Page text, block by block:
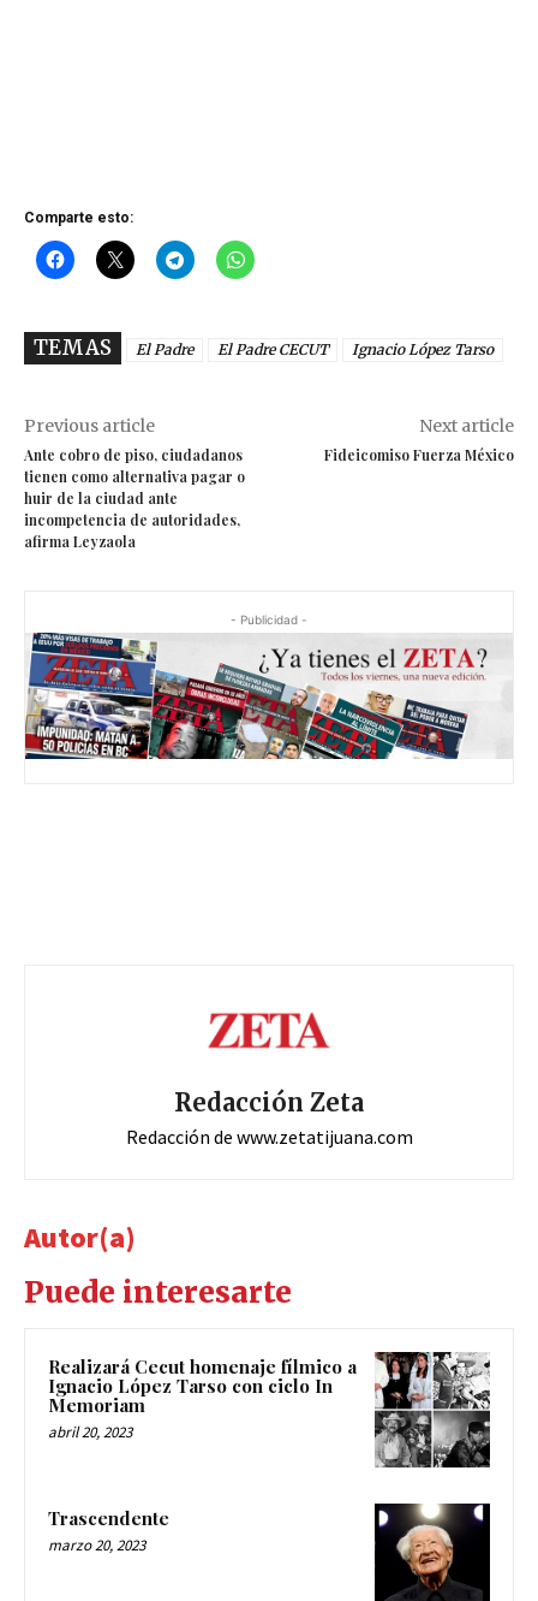
Comparte esto:
TEMAS El Padre El Padre CECUT Ignacio López Tarso
Previous article
Ante cobro de piso, ciudadanos
tienen como alternativa pagar o
huir de la ciudad ante
incompetencia de autoridades,
afirma Leyzaola
Next article
Fideicomiso Fuerza México
- Publicidad -
Redacción Zeta
Redacción de www.zetatijuana.com
Autor(a)
Puede interesarte
Realizará Cecut homenaje fílmico a
Ignacio López Tarso con ciclo In
Memoriam
abril 20, 2023
Trascendente
marzo 20, 2023